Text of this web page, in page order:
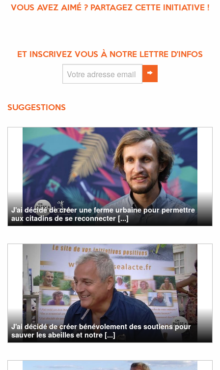
VOUS AVEZ AIMÉ ? PARTAGEZ CETTE INITIATIVE !
ET INSCRIVEZ VOUS À NOTRE LETTRE D'INFOS
SUGGESTIONS
J'ai décidé de créer une ferme urbaine pour permettre
aux citadins de se reconnecter [...]
J'ai décidé de créer bénévolement des soutiens pour
sauver les abeilles et notre [...]